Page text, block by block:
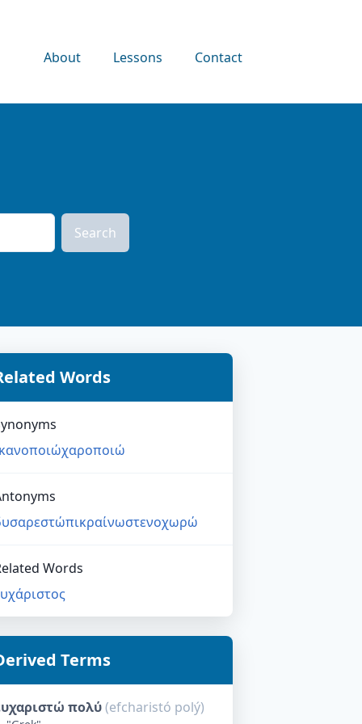
About Lessons Contact
Search
Words
χαροποιώ
πικραίνωστενοχωρώ
Words
Terms
πολύ(efcharistó polý)